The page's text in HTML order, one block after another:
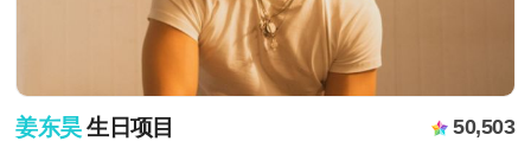
姜东昊生日项目 50,503